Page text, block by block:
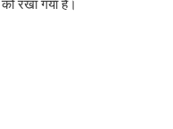
रखा गया है।